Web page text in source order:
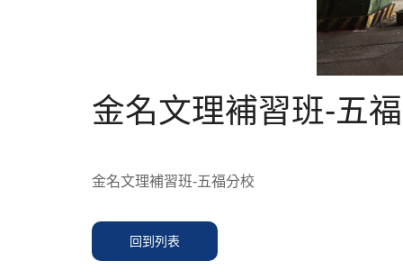
金名文理補習班-五
金名文理補習班-五福分校
回到列表